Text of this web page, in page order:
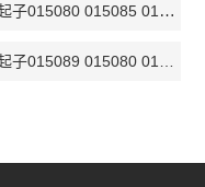
015080 015085 015089
015080 015085 015000